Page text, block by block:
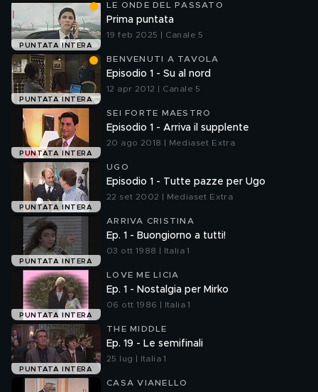
PUNTATA INTERA
LE ONDE DEL PASSATO
Prima puntata
19 feb 2025 | Canale 5
PUNTATA INTERA
BENVENUTI A TAVOLA
Episodio 1 - Su al nord
12 apr 2012 | Canale 5
PUNTATA INTERA
SEI FORTE MAESTRO
Episodio 1 - Arriva il supplente
20 ago 2018 | Mediaset Extra
PUNTATA INTERA
UGO
Episodio 1 - Tutte pazze per Ugo
22 set 2002 | Mediaset Extra
PUNTATA INTERA
ARRIVA CRISTINA
Ep. 1 - Buongiorno a tutti!
03 ott 1988 | Italia 1
PUNTATA INTERA
LOVE ME LICIA
Ep. 1 - Nostalgia per Mirko
06 ott 1986 | Italia 1
PUNTATA INTERA
THE MIDDLE
Ep. 19 - Le semifinali
25 lug | Italia 1
CASA VIANELLO